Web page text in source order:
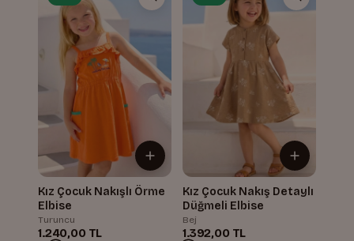
Kız Çocuk Nakışlı Örme
Elbise
Turuncu
1.240,00 TL
Kız Çocuk Nakış Detaylı
Düğmeli Elbise
Bej
1.392,00 TL